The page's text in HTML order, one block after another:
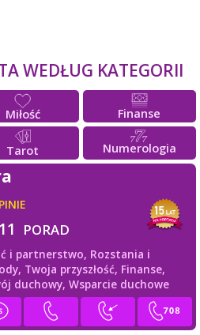
WEDŁUG KATEGORII
Miłość Finanse
Tarot Numerologia
PORAD
i partnerstwo, Rozstania i
Twoja przyszłość, Finanse,
duchowy, Wsparcie duchowe